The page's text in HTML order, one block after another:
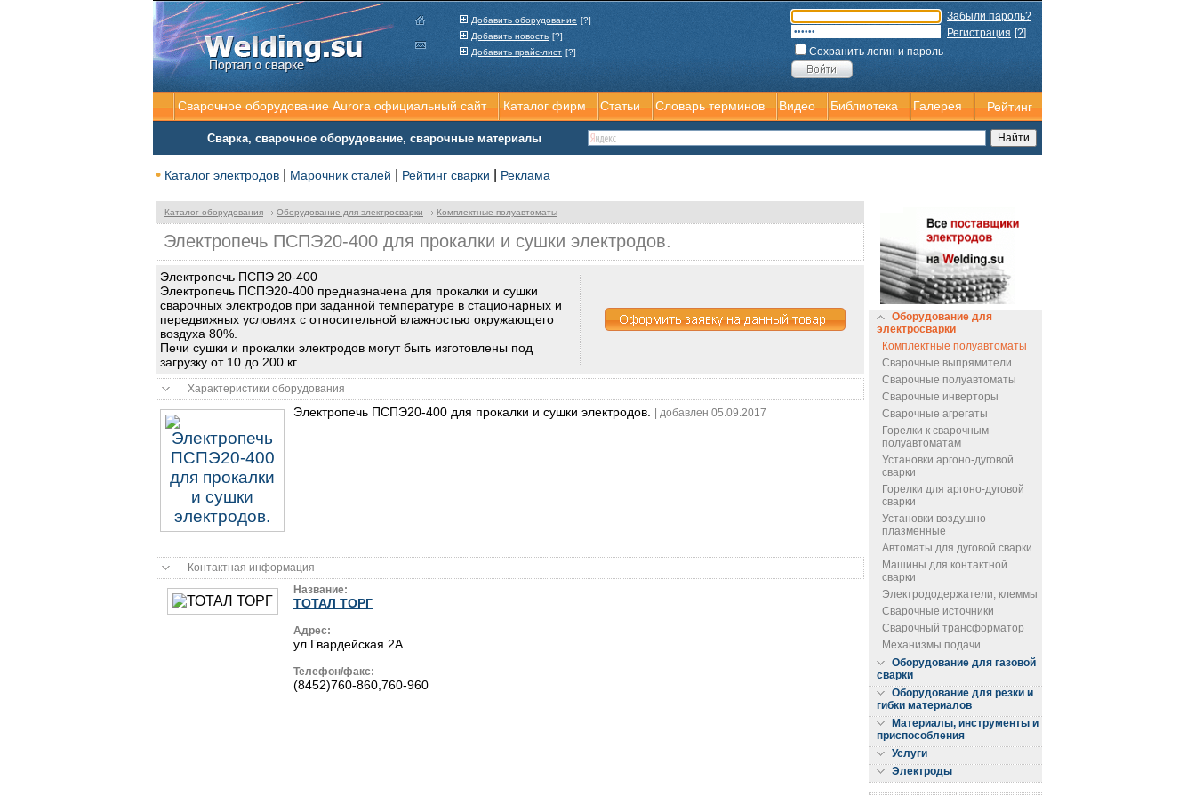
Каталог оборудования Оборудование для электросварки Комплектные полуавтоматы
Электропечь ПСПЭ20-400 для прокалки и сушки электродов.
Электропечь ПСПЭ 20-400
Электропечь ПСПЭ20-400 предназначена для прокалки и сушки
сварочных электродов при заданной температуре в стационарных и
передвижных условиях с относительной влажностью окружающего
воздуха 80%.
Печи сушки и прокалки электродов могут быть изготовлены под
загрузку от 10 до 200 кг.
Характеристики оборудования
Электропечь ПСПЭ20-400 для прокалки и сушки электродов. | добавлен 05.09.2017
Контактная информация
Название:
ТОТАЛ ТОРГ
Адрес:
ул.Гвардейская 2А
Телефон/факс:
(8452)760-860,760-960
Оборудование для
электросварки
Комплектные полуавтоматы
Сварочные выпрямители
Сварочные полуавтоматы
Сварочные инверторы
Сварочные агрегаты
Горелки к сварочным
полуавтоматам
Установки аргоно-дуговой
сварки
Горелки для аргоно-дуговой
сварки
Установки воздушно-
плазменные
Автоматы для дуговой сварки
Машины для контактной
сварки
Электрододержатели, клеммы
Сварочные источники
Сварочный трансформатор
Механизмы подачи
Оборудование для газовой
сварки
Оборудование для резки и
гибки материалов
Материалы, инструменты и
приспособления
Услуги
Электроды
Сварочное оборудование Aurora официальный сайт Каталог фирм Статьи Словарь терминов Видео Библиотека Галерея Рейтинг
Сварка, сварочное оборудование, сварочные материалы
• Каталог электродов Марочник сталей Рейтинг сварки Реклама
Добавить оборудование [?]
Добавить новость [?]
Добавить прайс-лист [?]
Забыли пароль?
Регистрация [?]
Сохранить логин и пароль